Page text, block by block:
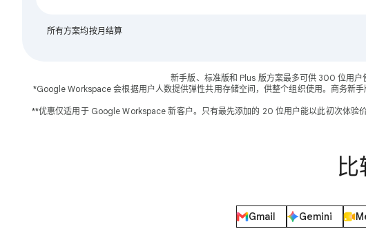
所有方案均按月结算
新手版、标准版和 Plus 版方案最多可供 300 位用
*Google Workspace 会根据用户人数提供弹性共用存储空间，供整个组织使用。商务新
**优惠仅适用于 Google Workspace 新客户。只有最先添加的 20 位用户能以此初次体验
Gmail
Gemini